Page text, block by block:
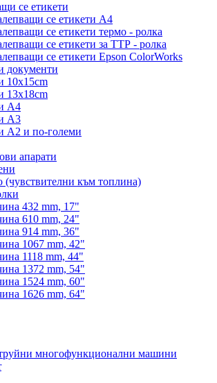
се етикети
се етикети A4
се етикети термо - ролка
се етикети за ТТР - ролка
се етикети Epson ColorWorks
документи
10x15cm
13x18cm
A4
A3
A2 и по-големи
апарати
(чувствителни към топлина)
432 mm, 17"
610 mm, 24"
914 mm, 36"
1067 mm, 42"
1118 mm, 44"
1372 mm, 54"
1524 mm, 60"
1626 mm, 64"
многофункционални машини